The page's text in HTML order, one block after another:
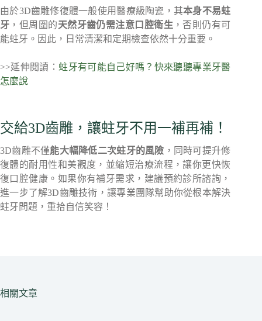
由於3D齒雕修復體一般使用醫療級陶瓷，其本身不易蛀
牙 ，但周圍的天然牙齒仍需注意口腔衛生 ，否則仍有可
能蛀牙。因此，日常清潔和定期檢查依然十分重要。
>>延伸閱讀： 蛀牙有可能自己好嗎？快來聽聽專業牙醫
怎麼說
交給3D齒雕，讓蛀牙不用一補再補！
3D齒雕不僅能大幅降低二次蛀牙的風險 ，同時可提升修
復體的耐用性和美觀度，並縮短治療流程，讓你更快恢
復口腔健康。如果你有補牙需求，建議預約診所諮詢，
進一步了解3D齒雕技術，讓專業團隊幫助你從根本解決
蛀牙問題，重拾自信笑容！
相關文章